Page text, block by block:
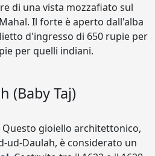
di una vista mozzafiato sul
Il forte è aperto dall'alba
d'ingresso di 650 rupie per
per quelli indiani.
(Baby Taj)
Questo gioiello architettonico,
ud-Daulah, è considerato un